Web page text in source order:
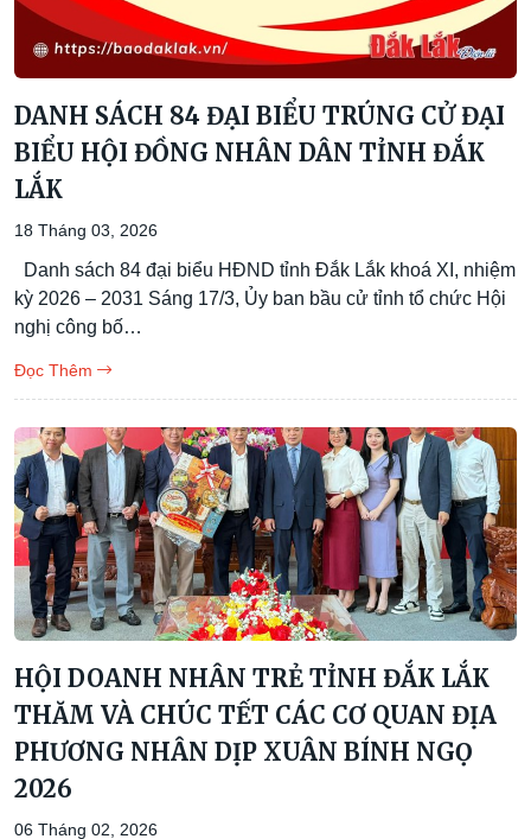
DANH SÁCH 84 ĐẠI BIỂU TRÚNG CỬ ĐẠI
BIỂU HỘI ĐỒNG NHÂN DÂN TỈNH ĐẮK
LẮK
18 Tháng 03, 2026
Danh sách 84 đại biểu HĐND tỉnh Đắk Lắk khoá XI, nhiệm
kỳ 2026 – 2031 Sáng 17/3, Ủy ban bầu cử tỉnh tổ chức Hội
nghị công bố…
Đọc Thêm
HỘI DOANH NHÂN TRẺ TỈNH ĐẮK LẮK
THĂM VÀ CHÚC TẾT CÁC CƠ QUAN ĐỊA
PHƯƠNG NHÂN DỊP XUÂN BÍNH NGỌ
2026
06 Tháng 02, 2026